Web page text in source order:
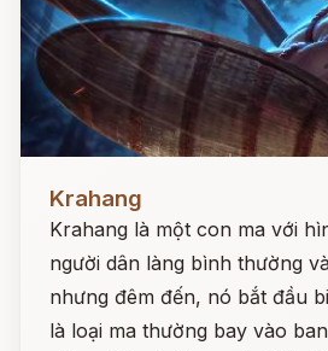
Krahang
Krahang là một con ma với
người dân làng bình thường
nhưng đêm đến, nó bắt đầu
là loại ma thường bay vào